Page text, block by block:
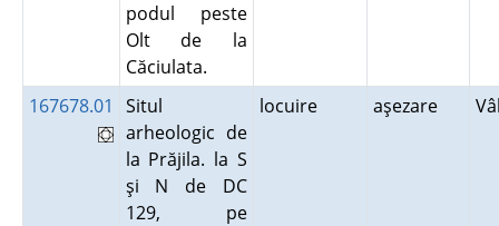
podul peste
Olt de la
Căciulata.
167678.01
Situl
arheologic de
la Prăjila. la S
şi N de DC
129, pe
locuire aşezare